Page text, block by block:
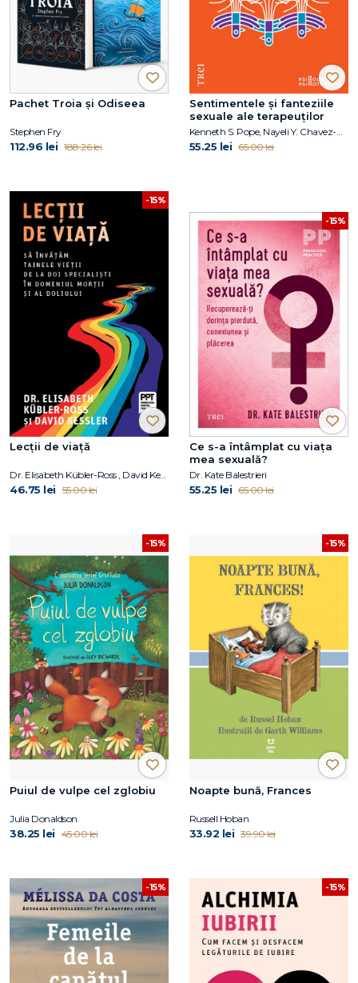
Pachet Troia și Odiseea
Stephen Fry
112.96 lei 188.26 lei
Sentimentele și fanteziile
sexuale ale terapeuților
55.25 lei 65.00 lei
-15%
Lecții de viață
Dr. Elisabeth Kübler-Ross , David Kessler
46.75 lei 55.00 lei
-15%
Ce s-a întâmplat cu viața
mea sexuală?
Dr. Kate Balestrieri
55.25 lei 65.00 lei
-15%
Puiul de vulpe cel zglobiu
Julia Donaldson
38.25 lei 45.00 lei
-15%
Noapte bună, Frances
Russell Hoban
33.92 lei 39.90 lei
-15% -15%